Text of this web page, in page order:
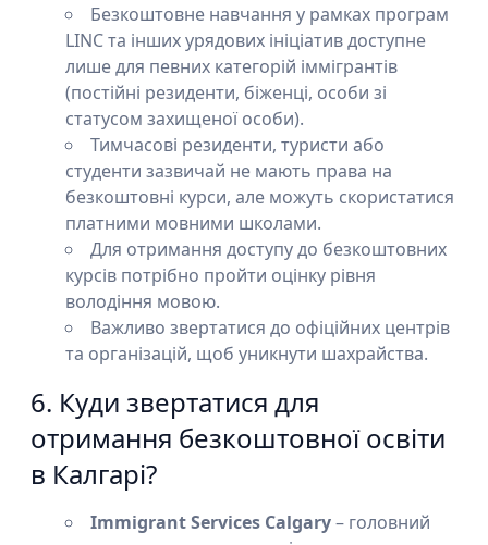
Безкоштовне навчання у рамках програм
LINC та інших урядових ініціатив доступне
лише для певних категорій іммігрантів
(постійні резиденти, біженці, особи зі
статусом захищеної особи).
Тимчасові резиденти, туристи або
студенти зазвичай не мають права на
безкоштовні курси, але можуть скористатися
платними мовними школами.
Для отримання доступу до безкоштовних
курсів потрібно пройти оцінку рівня
володіння мовою.
Важливо звертатися до офіційних центрів
та організацій, щоб уникнути шахрайства.
6. Куди звертатися для
отримання безкоштовної освіти
в Калгарі?
Immigrant Services Calgary– головний